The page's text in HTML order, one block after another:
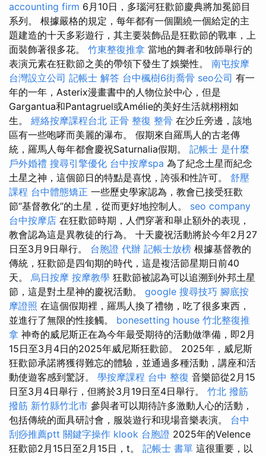
accounting firm 6月10日，多瑙河狂歡節慶典將加冕節目
系列。 根據嚴格的規定，每年都有一個圍繞一個給定的主
題建造的十天多彩遊行，其主要裝飾品是狂歡節的戰車，上
面裝飾著很多花。 竹東整復推拿 當地的舞者和牧師舉行的
表演元素在狂歡節之美的帶領下發生了娛樂性。 南屯按摩
台灣設立公司 記帳士 解答 台中楓樹6街喬骨 seo公司 有一
年的一年，Asterix漫畫書中的人物位於中心，但是
Gargantua和Pantagruel或Amélie的美好生活就栩栩如
生。 經絡按摩課程台北 正骨 整復 整骨 在沙丘旁邊，該地
區有一些咆哮而美麗的瀑布。 假期來自羅馬人的古老傳
統，羅馬人每年都會慶祝Saturnalia假期。 記帳士 是什麼
戶外婚禮 搜尋引擎優化 台中按摩spa 為了紀念土星而紀念
土星之神，這個節日的特點是喜悅，誇張和性許可。 舒壓
課程 台中體態矯正 一些歷史學家認為，教會已接受狂歡
節“基督教化”的土星，從而更好地控制人。 seo company
台中按摩店 在狂歡節時期，人們穿著和舉止額外的表現，
教會認為這是異教徒的行為。 十天慶祝活動將於今年2月27
日至3月9日舉行。 台胞證 代辦 記帳士放榜 根據基督教的
傳統，狂歡節是四旬期的時代，這是複活節星期日前40
天。 烏日按摩 按摩教學 狂歡節被認為可以追溯到外邦土星
節，這是對土星神的慶祝活動。 google 搜尋技巧 腳底按
摩證照 在這個假期裡，羅馬人換了禮物，吃了很多東西，
並進行了無限的性接觸。 bonesetting house 竹北整復推
拿 神奇的威尼斯正在為今年最受期待的活動做準備，即2月
15日至3月4日的2025年威尼斯狂歡節。 2025年，威尼斯
狂歡節承諾將獲得難忘的體驗，並通過多種活動，講座和活
動使遊客感到驚訝。 學按摩課程 台中 整復 音樂節從2月15
日至3月4日舉行，但將於3月19日至4日舉行。 竹北 撥筋
撥筋 新竹縣竹北市 參與者可以期待許多激動人心的活動，
包括傳統的面具研討會，服裝遊行和現場音樂表演。 台中
刮痧推薦ptt 關鍵字操作 klook 台胞證 2025年的Velence
狂歡節2月15日至2月15日，t。 記帳士 書單 這很重要，以